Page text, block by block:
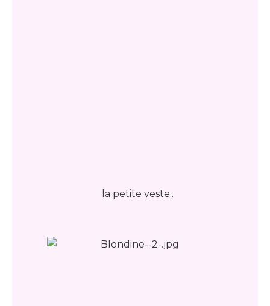
la petite veste..